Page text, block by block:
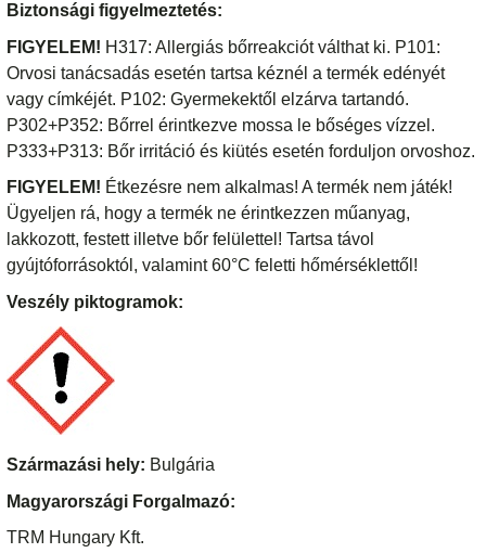
Biztonsági figyelmeztetés:
FIGYELEM! H317: Allergiás bőrreakciót válthat ki. P101:
Orvosi tanácsadás esetén tartsa kéznél a termék edényét
vagy címkéjét. P102: Gyermekektől elzárva tartandó.
P302+P352: Bőrrel érintkezve mossa le bőséges vízzel.
P333+P313: Bőr irritáció és kiütés esetén forduljon orvoshoz.
FIGYELEM! Étkezésre nem alkalmas! A termék nem játék!
Ügyeljen rá, hogy a termék ne érintkezzen műanyag,
lakkozott, festett illetve bőr felülettel! Tartsa távol
gyújtóforrásoktól, valamint 60°C feletti hőmérséklettől!
Veszély piktogramok:
Származási hely: Bulgária
Magyarországi Forgalmazó:
TRM Hungary Kft.